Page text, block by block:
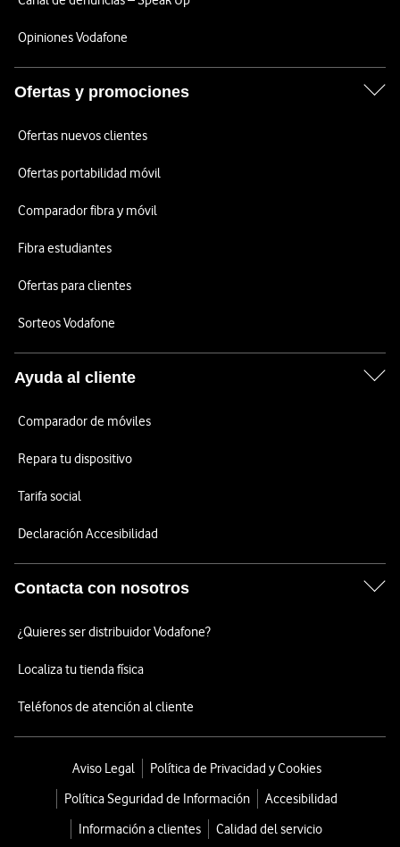
Opiniones Vodafone
Ofertas y promociones
Ofertas nuevos clientes
Ofertas portabilidad móvil
Comparador fibra y móvil
Fibra estudiantes
Ofertas para clientes
Sorteos Vodafone
Ayuda al cliente
Comparador de móviles
Repara tu dispositivo
Tarifa social
Declaración Accesibilidad
Contacta con nosotros
¿Quieres ser distribuidor Vodafone?
Localiza tu tienda física
Teléfonos de atención al cliente
Aviso Legal
Política de Privacidad y Cookies
Política Seguridad de Información
Accesibilidad
Información a clientes
Calidad del servicio